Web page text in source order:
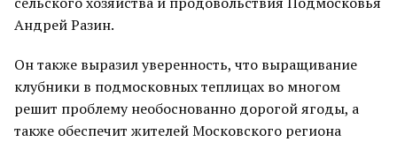
Андрей Разин.
Он также выразил уверенность, что выращивание
клубники в подмосковных теплицах во многом
решит проблему необоснованно дорогой ягоды, а
также обеспечит жителей Московского региона